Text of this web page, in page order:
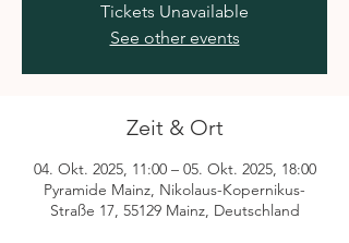
Tickets Unavailable
See other events
Zeit & Ort
04. Okt. 2025, 11:00 – 05. Okt. 2025, 18:00
Pyramide Mainz, Nikolaus-Kopernikus-
Straße 17, 55129 Mainz, Deutschland